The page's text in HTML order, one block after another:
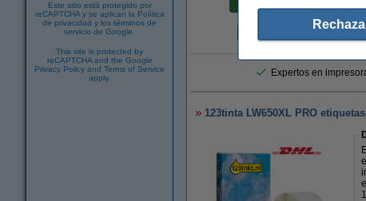
Este sitio está protegido por
reCAPTCHA y se aplican la Política
de privacidad y los términos de
servicio de Google
This site is protected by
reCAPTCHA and the Google
Privacy Policy and Terms of Service
apply.
Expertos en
123tinta LW650XL PRO